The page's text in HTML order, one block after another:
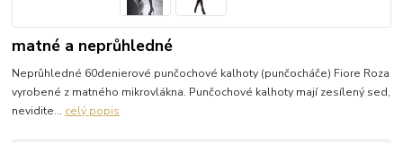
matné a neprůhledné
Neprůhledné 60denierové punčochové kalhoty (punčocháče) Fiore Roza
vyrobené z matného mikrovlákna. Punčochové kalhoty mají zesílený sed,
nevidite... celý popis